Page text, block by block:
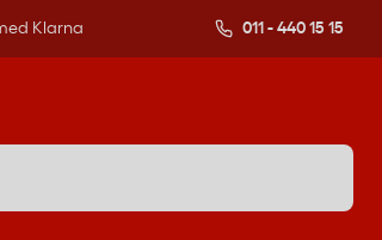
Klarna 011 - 440 15 15